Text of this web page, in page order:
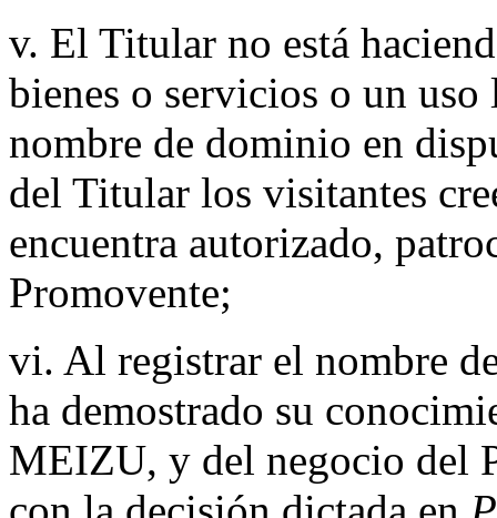
v. El Titular no está
bienes o servicios o un
nombre de dominio en
del Titular los visitantes
encuentra autorizado,
Promovente;
vi. Al registrar el nombre
ha demostrado su
MEIZU, y del negocio del